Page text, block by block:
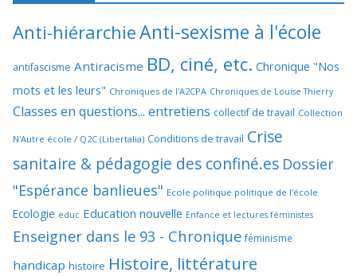
Anti-hiérarchieAnti-sexisme à l'école
antifascisme Antiracisme BD, ciné, etc. Chronique "Nos
mots et les leurs" Chroniques de l'A2CPA Chroniques de Louise Thierry
Classes en questions... entretiens collectif de travail Collection
N'Autre école / Q2C (Libertalia) Conditions de travail Crise
sanitaire & pédagogie des confiné.es Dossier
"Espérance banlieues" Ecole politique politique de l'école
Ecologie educ Education nouvelle Enfance et lectures féministes
Enseigner dans le 93 - Chronique féminisme
handicap histoire Histoire, littérature